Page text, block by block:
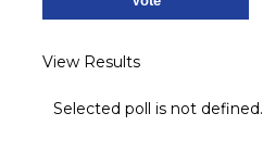
View Results
Selected poll is not defined.